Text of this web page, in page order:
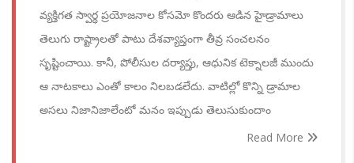
వ్యక్తిగత స్వార్థ ప్రయోజనాల కోసమో కొందరు ఆడిన హైడ్రామాలు
తెలుగు రాష్ట్రాలతో పాటు దేశవ్యాప్తంగా తీవ్ర సంచలనం
సృష్టించాయి. కానీ, పోలీసుల దర్యాప్తు, ఆధునిక టెక్నాలజీ ముందు
ఆ నాటకాలు ఎంతో కాలం నిలబడలేదు. వాటిల్లో కొన్ని డ్రామాల
అసలు నిజానిజాలేంటో మనం ఇప్పుడు తెలుసుకుందాం
Read More